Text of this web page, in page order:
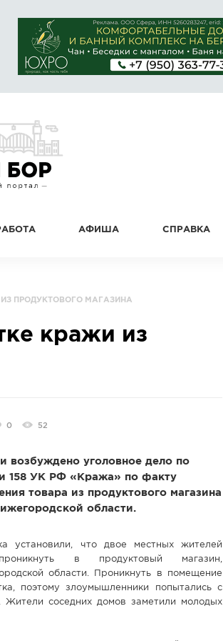
АФИША СПРАВКА
ПРОДУКТОВОГО МАГАЗИНА
кражи из
0 52
возбуждено уголовное дело по
158 УК РФ «Кража» по факту
товара из продуктового магазина
области.
установили, что двое местных жителей
в продуктовый магазин,
области. Проникнуть в помещение
поэтому злоумышленники попытались с
соседних домов заметили молодых